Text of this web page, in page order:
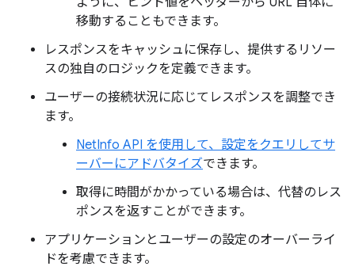
移動することもできます。
レスポンスをキャッシュに保存し、提供するリソー
スの独自のロジックを定義できます。
ユーザーの接続状況に応じてレスポンスを調整でき
ます。
NetInfo API を使用して、設定をクエリしてサ
ーバーにアドバタイズできます。
取得に時間がかかっている場合は、代替のレス
ポンスを返すことができます。
アプリケーションとユーザーの設定のオーバーライ
ドを考慮できます。